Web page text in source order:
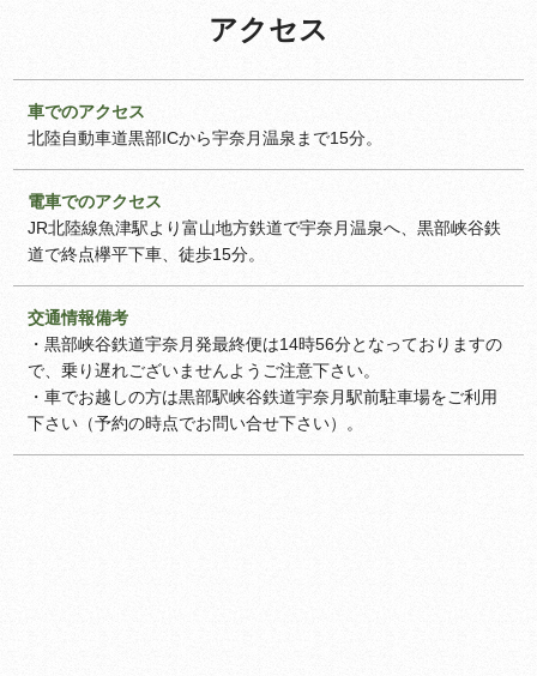
アクセス
車でのアクセス
北陸自動車道黒部ICから宇奈月温泉まで15分。
電車でのアクセス
JR北陸線魚津駅より富山地方鉄道で宇奈月温泉へ、黒部峡谷鉄
道で終点欅平下車、徒歩15分。
交通情報備考
・黒部峡谷鉄道宇奈月発最終便は14時56分となっておりますの
で、乗り遅れございませんようご注意下さい。
・車でお越しの方は黒部駅峡谷鉄道宇奈月駅前駐車場をご利用
下さい（予約の時点でお問い合せ下さい）。